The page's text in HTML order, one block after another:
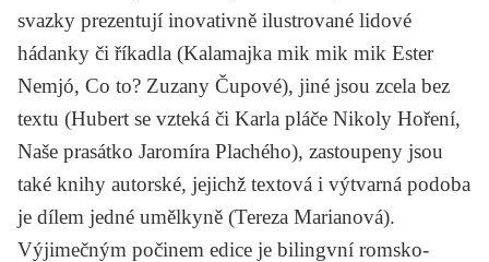
svazky prezentují inovativně ilustrované lidové
hádanky či říkadla (Kalamajka mik mik mik Ester
Nemjó, Co to? Zuzany Čupové), jiné jsou zcela bez
textu (Hubert se vzteká či Karla pláče Nikoly Hoření,
Naše prasátko Jaromíra Plachého), zastoupeny jsou
také knihy autorské, jejichž textová i výtvarná podoba
je dílem jedné umělkyně (Tereza Marianová).
Výjimečným počinem edice je bilingvní romsko-